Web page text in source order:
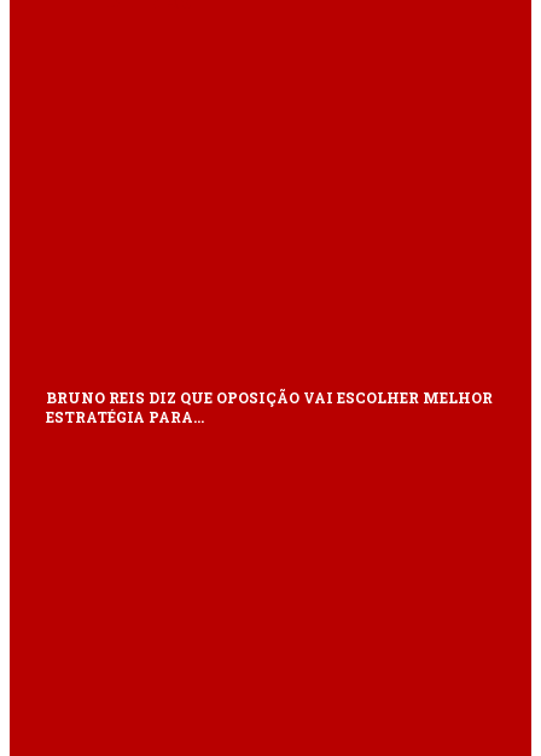
BRUNO REIS DIZ QUE OPOSIÇÃO VAI ESCOLHER MELHOR
ESTRATÉGIA PARA…